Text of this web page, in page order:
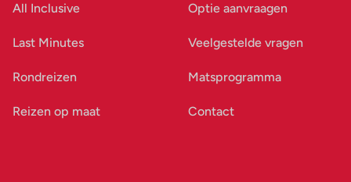
All Inclusive
Last Minutes
Rondreizen
Reizen op maat
Optie aanvraagen
Veelgestelde vragen
Matsprogramma
Contact